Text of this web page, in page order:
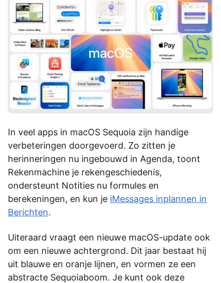
In veel apps in macOS Sequoia zijn handige
verbeteringen doorgevoerd. Zo zitten je
herinneringen nu ingebouwd in Agenda, toont
Rekenmachine je rekengeschiedenis,
ondersteunt Notities nu formules en
berekeningen, en kun je iMessages inplannen in
Berichten.
Uiteraard vraagt een nieuwe macOS-update ook
om een nieuwe achtergrond. Dit jaar bestaat hij
uit blauwe en oranje lijnen, en vormen ze een
abstracte Sequoiaboom. Je kunt ook deze